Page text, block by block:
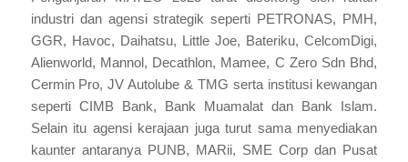
industri dan agensi strategik seperti PETRONAS, PMH,
GGR, Havoc, Daihatsu, Little Joe, Bateriku, CelcomDigi,
Alienworld, Mannol, Decathlon, Mamee, C Zero Sdn Bhd,
Cermin Pro, JV Autolube & TMG serta institusi kewangan
seperti CIMB Bank, Bank Muamalat dan Bank Islam.
Selain itu agensi kerajaan juga turut sama menyediakan
kaunter antaranya PUNB, MARii, SME Corp dan Pusat